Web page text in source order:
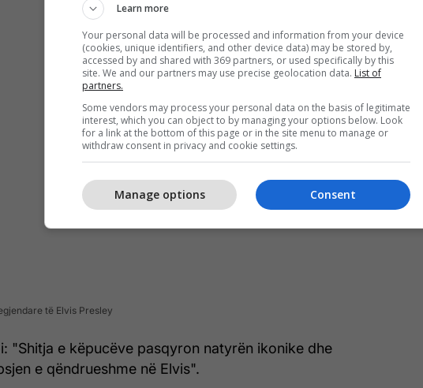
të Elvis Presley
"Shitja e këpucëve pasqyron natyrën ikonike dhe
e qëndrueshme në Elvis".
Learn more
Your personal data will be processed and information from your device
(cookies, unique identifiers, and other device data) may be stored by,
accessed by and shared with 369 partners, or used specifically by this
site. We and our partners may use precise geolocation data. List of
partners.
Some vendors may process your personal data on the basis of legitimate
interest, which you can object to by managing your options below. Look
for a link at the bottom of this page or in the site menu to manage or
withdraw consent in privacy and cookie settings.
Consent
Manage options